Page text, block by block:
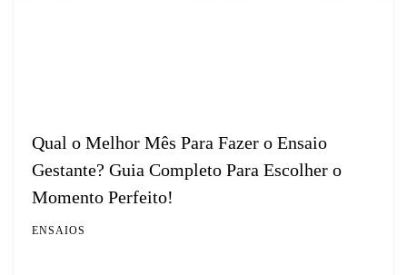
Qual o Melhor Mês Para Fazer o Ensaio
Gestante? Guia Completo Para Escolher o
Momento Perfeito!
ENSAIOS